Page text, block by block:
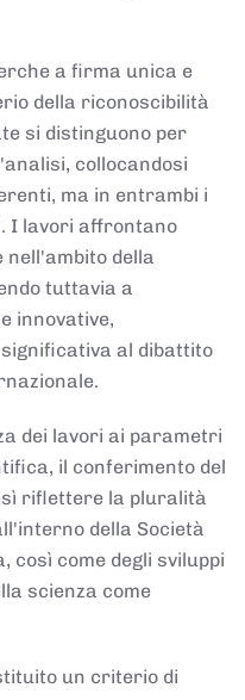
a firma unica e
della riconoscibilità
si distinguono per
collocandosi
ma in entrambi i
I lavori affrontano
nell'ambito della
tuttavia a
innovative,
al dibattito
dei lavori ai parametri
il conferimento del
riflettere la pluralità
della Società
così come degli sviluppi
scienza come
un criterio di